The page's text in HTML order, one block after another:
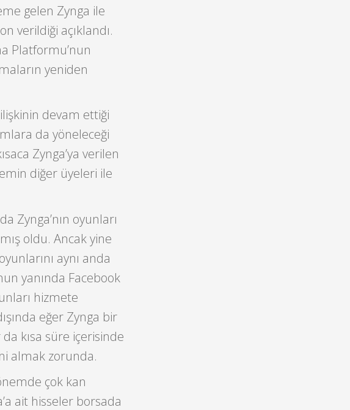
gelen Zynga ile
verildiği açıklandı.
Platformu’nun
yeniden
devam ettiği
da yöneleceği
Zynga’ya verilen
diğer üyeleri ile
Zynga’nın oyunları
oldu. Ancak yine
aynı anda
yanında Facebook
hizmete
eğer Zynga bir
kısa süre içerisinde
almak zorunda.
çok kan
ait hisseler borsada